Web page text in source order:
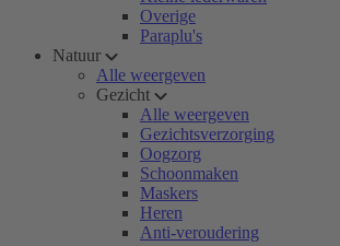
Overige
Paraplu's
Natuur
Alle weergeven
Gezicht
Alle weergeven
Gezichtsverzorging
Oogzorg
Schoonmaken
Maskers
Heren
Anti-veroudering